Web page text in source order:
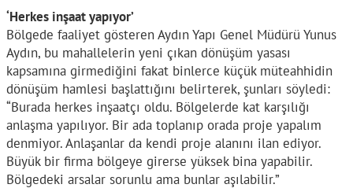
‘Herkes inşaat yapıyor’
Bölgede faaliyet gösteren Aydın Yapı Genel Müdürü Yunus
Aydın, bu mahallelerin yeni çıkan dönüşüm yasası
kapsamına girmediğini fakat binlerce küçük müteahhidin
dönüşüm hamlesi başlattığını belirterek, şunları söyledi:
“Burada herkes inşaatçı oldu. Bölgelerde kat karşılığı
anlaşma yapılıyor. Bir ada toplanıp orada proje yapalım
denmiyor. Anlaşanlar da kendi proje alanını ilan ediyor.
Büyük bir firma bölgeye girerse yüksek bina yapabilir.
Bölgedeki arsalar sorunlu ama bunlar aşılabilir.”